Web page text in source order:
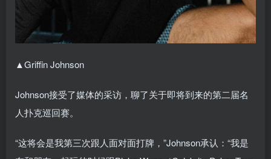
▲Griffin Johnson
Johnson接受了媒体的采访，聊了关于即将到来的第二届名
人扑克巡回赛。
“这将会是我第三次跟人面对面打牌，”Johnson承认：“我是